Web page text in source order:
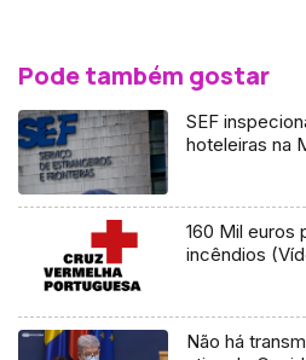
Pode também gostar
SEF
hoteleiras na
160 Mil euros
incêndios
Não há